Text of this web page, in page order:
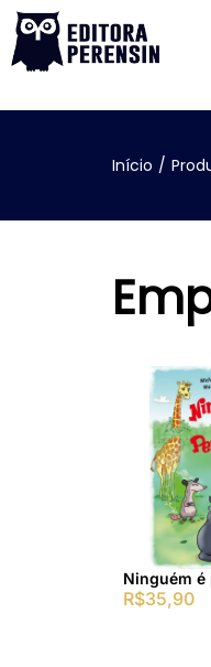
Início /
Ninguém é
R$35,90